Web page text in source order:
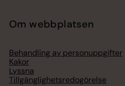
Om webbplatsen
Behandling av personuppgifter
Kakor
Lyssna
Tillgänglighetsredogörelse